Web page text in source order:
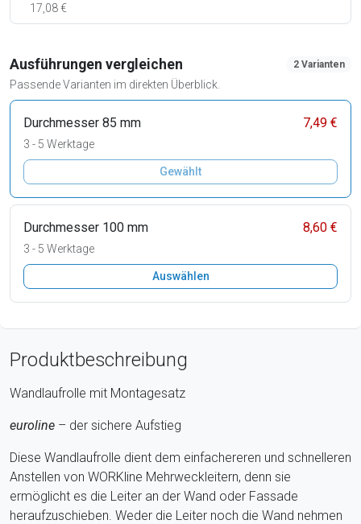
17,08 €
Ausführungen vergleichen
Passende Varianten im direkten Überblick.
2 Varianten
Durchmesser 85 mm 7,49 €
3 - 5 Werktage
Gewählt
Durchmesser 100 mm 8,60 €
3 - 5 Werktage
Auswählen
Produktbeschreibung
Wandlaufrolle mit Montagesatz
euroline – der sichere Aufstieg
Diese Wandlaufrolle dient dem einfachereren und schnelleren
Anstellen von WORKline Mehrweckleitern, denn sie
ermöglicht es die Leiter an der Wand oder Fassade
heraufzuschieben. Weder die Leiter noch die Wand nehmen